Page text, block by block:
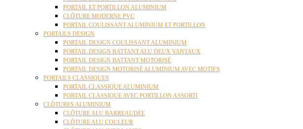
PORTAIL ET PORTILLON ALUMINIUM
CLÔTURE MODERNE PVC
PORTAIL COULISSANT ALUMINIUM ET PORTILLON
PORTAILS DESIGN
PORTAIL DESIGN COULISSANT ALUMINIUM
PORTAIL DESIGN BATTANT ALU DEUX VANTAUX
PORTAIL DESIGN BATTANT MOTORISÉ
PORTAIL DESIGN MOTORISÉ ALUMINIUM AVEC MOTIFS
PORTAILS CLASSIQUES
PORTAIL CLASSIQUE ALUMINIUM
PORTAIL CLASSIQUE AVEC PORTILLON ASSORTI
CLÔTURES ALUMINIUM
CLÔTURE ALU BARREAUDÉE
CLÔTURE ALU COULEUR